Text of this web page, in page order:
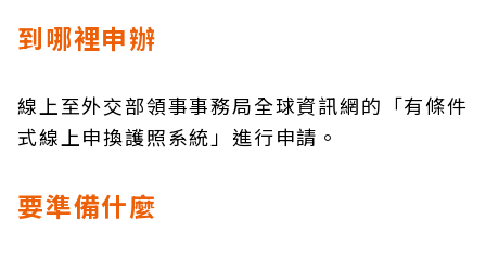
到哪裡申辦
線上至外交部領事事務局全球資訊網的「有條件
式線上申換護照系統」進行申請。
要準備什麼